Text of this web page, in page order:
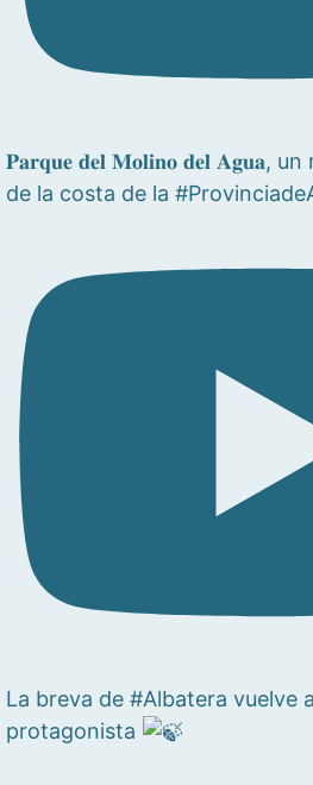
𝐏𝐚𝐫𝐪𝐮𝐞 𝐝𝐞𝐥 𝐌𝐨𝐥𝐢𝐧𝐨 𝐝𝐞𝐥 𝐀𝐠𝐮𝐚,
de la costa de la
La breva de #Albatera vuelve
protagonista